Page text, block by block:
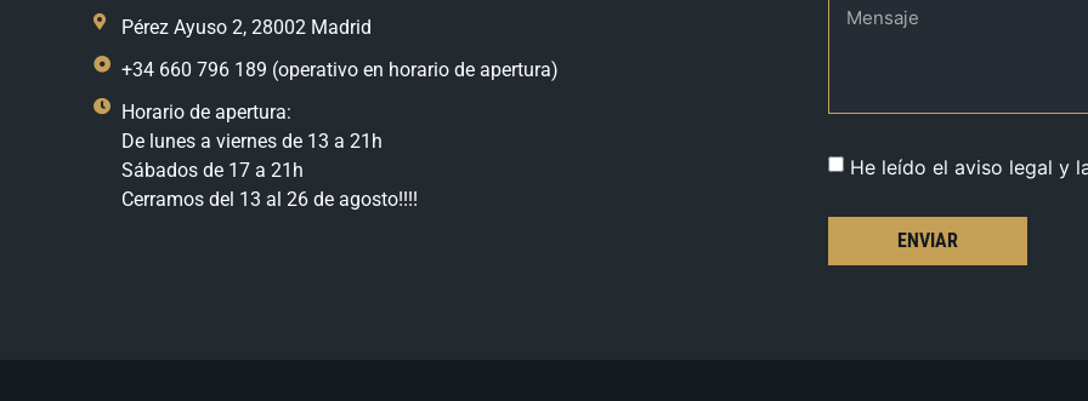
Pérez Ayuso 2, 28002 Madrid
+34 660 796 189 (operativo en horario de apertura)
Horario de apertura:
De lunes a viernes de 13 a 21h
Sábados de 17 a 21h
Cerramos del 13 al 26 de agosto!!!!
He leído el aviso legal y
ENVIAR